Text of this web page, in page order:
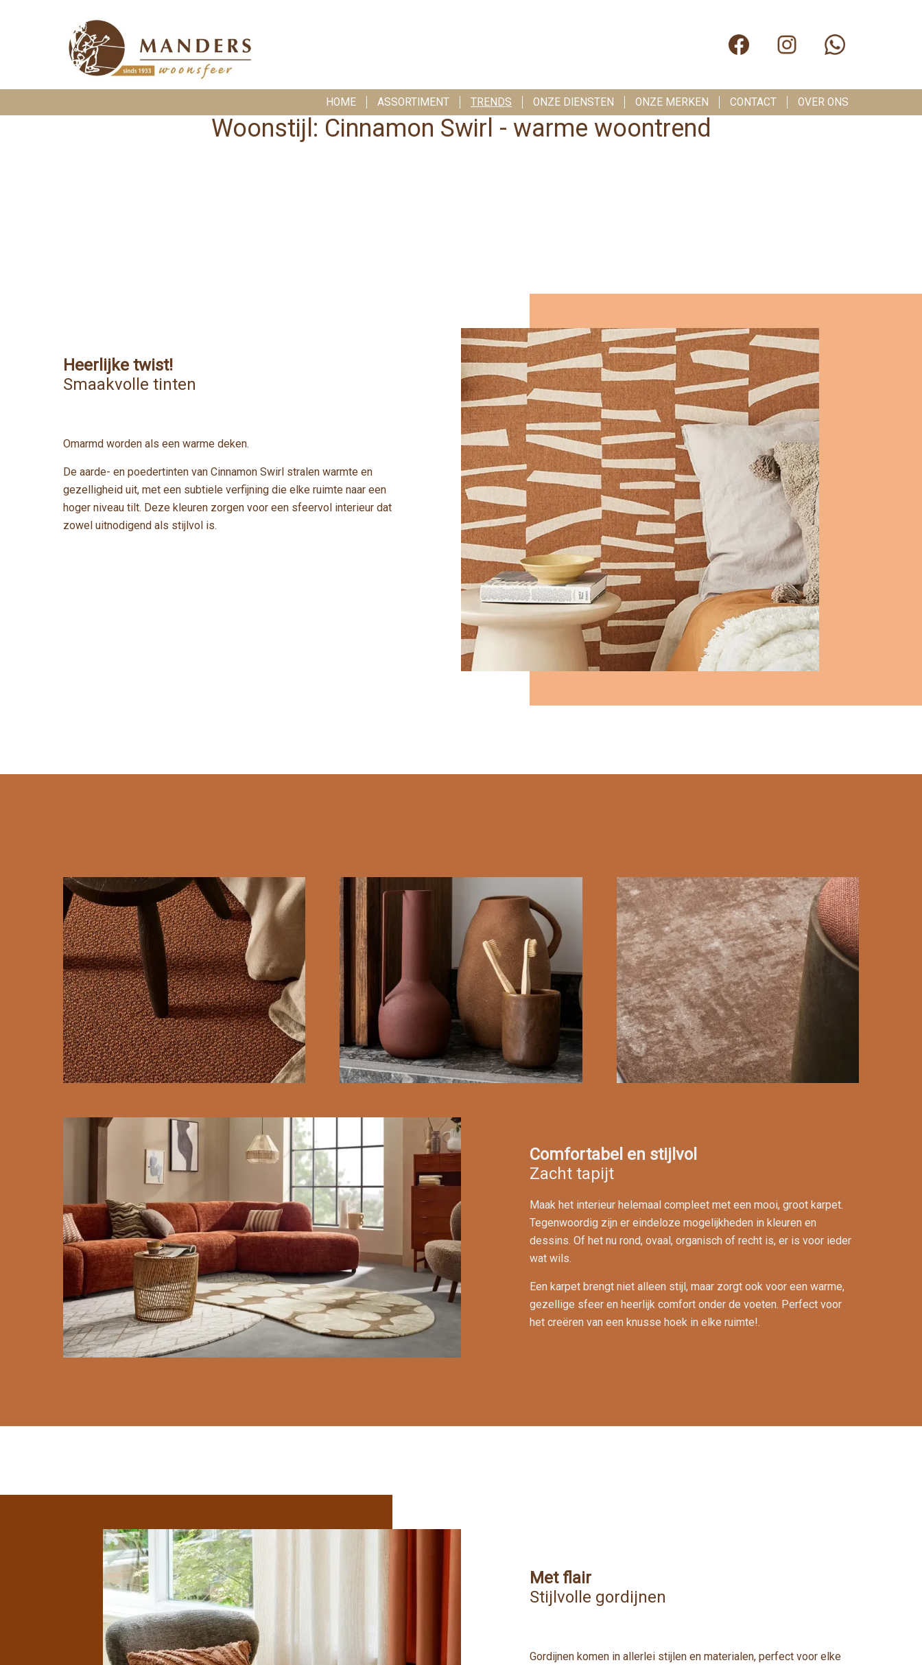
HOME ASSORTIMENT TRENDS ONZE DIENSTEN ONZE MERKEN CONTACT OVER ONS
Woonstijl: Cinnamon Swirl - warme woontrend
Heerlijke twist!
Smaakvolle tinten
Omarmd worden als een warme deken.
De aarde- en poedertinten van Cinnamon Swirl stralen warmte en
gezelligheid uit, met een subtiele verfijning die elke ruimte naar een
hoger niveau tilt. Deze kleuren zorgen voor een sfeervol interieur dat
zowel uitnodigend als stijlvol is.
Comfortabel en stijlvol
Zacht tapijt
Maak het interieur helemaal compleet met een mooi, groot karpet.
Tegenwoordig zijn er eindeloze mogelijkheden in kleuren en
dessins. Of het nu rond, ovaal, organisch of recht is, er is voor ieder
wat wils.
Een karpet brengt niet alleen stijl, maar zorgt ook voor een warme,
gezellige sfeer en heerlijk comfort onder de voeten. Perfect voor
het creëren van een knusse hoek in elke ruimte!.
Met flair
Stijlvolle gordijnen
Gordijnen komen in allerlei stijlen en materialen, perfect voor elke